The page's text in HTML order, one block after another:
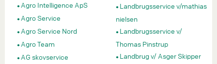
Agro Intelligence ApS
Agro Service
Agro Service Nord
Agro Team
AG skovservice
Landbrugsservice v/mathias
nielsen
Landbrugsservice v/
Thomas Pinstrup
Landbrug v/ Asger Skipper